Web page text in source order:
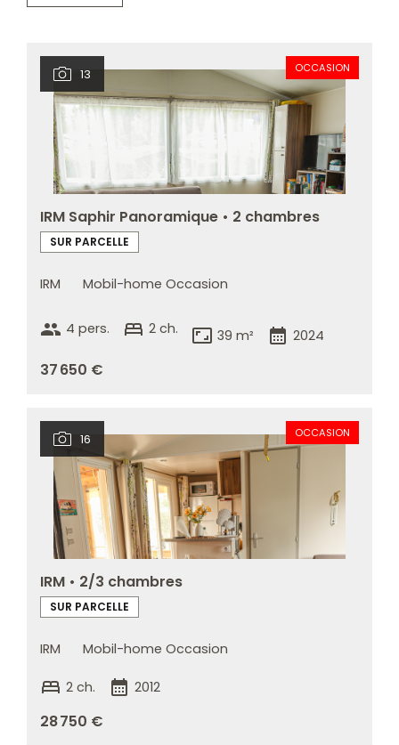
13 OCCASION
IRM Saphir Panoramique • 2 chambres
SUR PARCELLE
IRM Mobil-home Occasion
group 4 pers. bed 2 ch. aspect_ratio 39 m² calendar_month 2024
37 650 €
16 OCCASION
IRM • 2/3 chambres
SUR PARCELLE
IRM Mobil-home Occasion
bed 2 ch. calendar_month 2012
28 750 €